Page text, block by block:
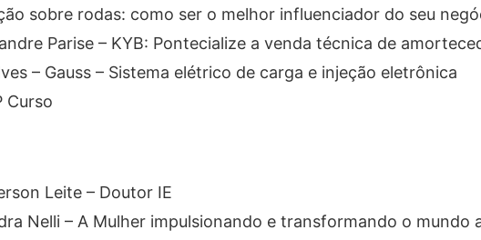
sobre rodas: como ser o melhor influenciador do seu
Parise – KYB: Pontecialize a venda técnica de
– Gauss – Sistema elétrico de carga e injeção eletrônica
Curso
Leite – Doutor IE
Nelli – A Mulher impulsionando e transformando o mundo